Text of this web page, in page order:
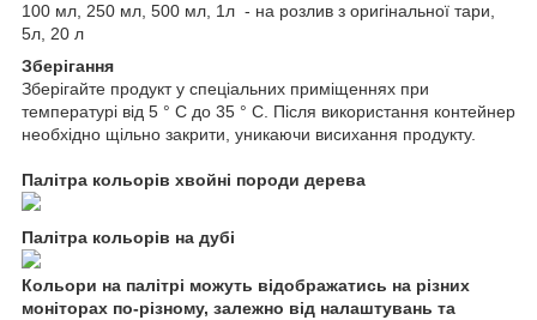
100 мл, 250 мл, 500 мл, 1л - на розлив з оригінальної тари,
5л, 20 л
Зберігання
Зберігайте продукт у спеціальних приміщеннях при
температурі від 5 ° C до 35 ° C. Після використання контейнер
необхідно щільно закрити, уникаючи висихання продукту.
Палітра кольорів хвойні породи дерева
Палітра кольорів на дубі
Кольори на палітрі можуть відображатись на різних
моніторах по-різному, залежно від налаштувань та